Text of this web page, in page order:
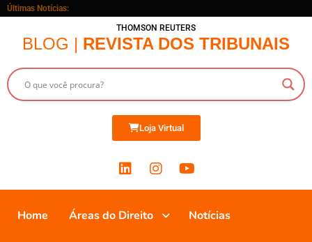
Últimas Notícias:
THOMSON REUTERS
BLOG | REVISTA DOS TRIBUNAIS
Loja Virtual
Home Áreas do Direito Notícias